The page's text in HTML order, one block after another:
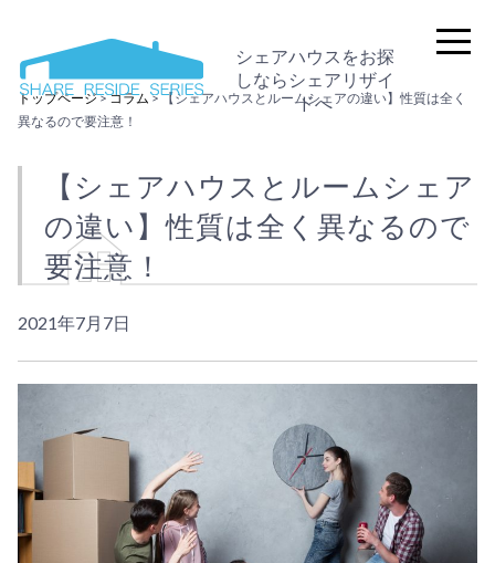
シェアハウスをお探
しならシェアリザイ
ドへ
トップページ>コラム>【シェアハウスとルームシェアの違い】性質は全く
異なるので要注意！
【シェアハウスとルームシェア
の違い】性質は全く異なるので
要注意！
2021年7月7日